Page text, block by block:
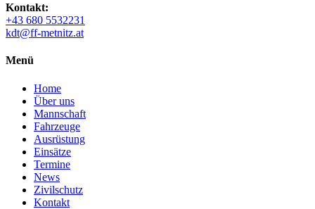
Kontakt:
+43 680 5532231
kdt@ff-metnitz.at
Menü
Home
Über uns
Mannschaft
Fahrzeuge
Ausrüstung
Einsätze
Termine
News
Zivilschutz
Kontakt